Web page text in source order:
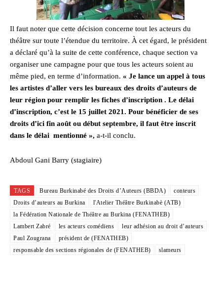
Il faut noter que cette décision concerne tout les acteurs du
théâtre sur toute l’étendue du territoire. À cet égard, le président
a déclaré qu’à la suite de cette conférence, chaque section va
organiser une campagne pour que tous les acteurs soient au
même pied, en terme d’information. « Je lance un appel à tous
les artistes d’aller vers les bureaux des droits d’auteurs de
leur région pour remplir les fiches d’inscription . Le délai
d’inscription, c’est le 15 juillet 2021. Pour bénéficier de ses
droits d’ici fin août ou début septembre, il faut être inscrit
dans le délai mentionné », a-t-il conclu.
Abdoul Gani Barry (stagiaire)
TAGS Bureau Burkinabé des Droits d’Auteurs (BBDA)
conteurs
Droits d’auteurs au Burkina
l'Atelier Théâtre Burkinabè (ATB)
la Fédération Nationale de Théâtre au Burkina (FENATHEB)
Lambert Zabré
les acteurs comédiens
leur adhésion au droit d’auteurs
Paul Zougrana
président de (FENATHEB)
responsable des sections régionales de (FENATHEB)
slameurs